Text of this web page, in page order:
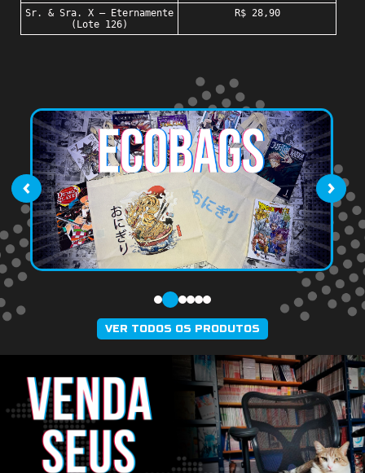
Sr. & Sra. X – Eternamente
(Lote 126)
R$ 28,90
‹ ›
VER TODOS OS PRODUTOS